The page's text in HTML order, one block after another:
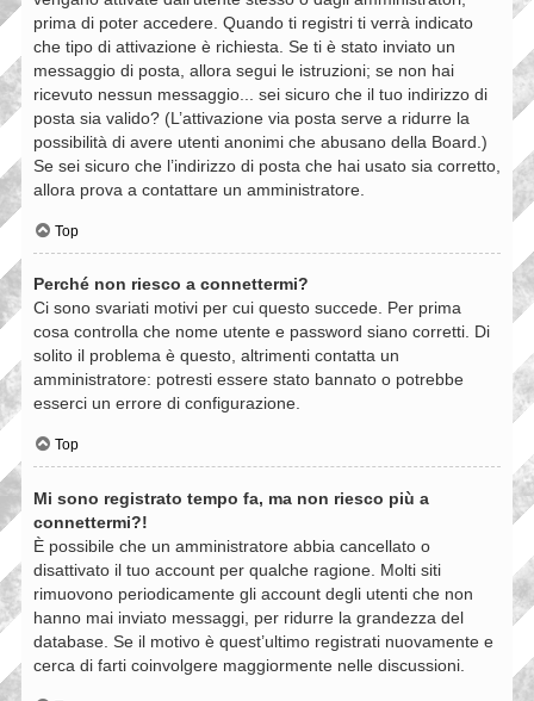
prima di poter accedere. Quando ti registri ti verrà indicato
che tipo di attivazione è richiesta. Se ti è stato inviato un
messaggio di posta, allora segui le istruzioni; se non hai
ricevuto nessun messaggio... sei sicuro che il tuo indirizzo di
posta sia valido? (L’attivazione via posta serve a ridurre la
possibilità di avere utenti anonimi che abusano della Board.)
Se sei sicuro che l’indirizzo di posta che hai usato sia corretto,
allora prova a contattare un amministratore.
Top
Perché non riesco a connettermi?
Ci sono svariati motivi per cui questo succede. Per prima
cosa controlla che nome utente e password siano corretti. Di
solito il problema è questo, altrimenti contatta un
amministratore: potresti essere stato bannato o potrebbe
esserci un errore di configurazione.
Top
Mi sono registrato tempo fa, ma non riesco più a
connettermi?!
È possibile che un amministratore abbia cancellato o
disattivato il tuo account per qualche ragione. Molti siti
rimuovono periodicamente gli account degli utenti che non
hanno mai inviato messaggi, per ridurre la grandezza del
database. Se il motivo è quest’ultimo registrati nuovamente e
cerca di farti coinvolgere maggiormente nelle discussioni.